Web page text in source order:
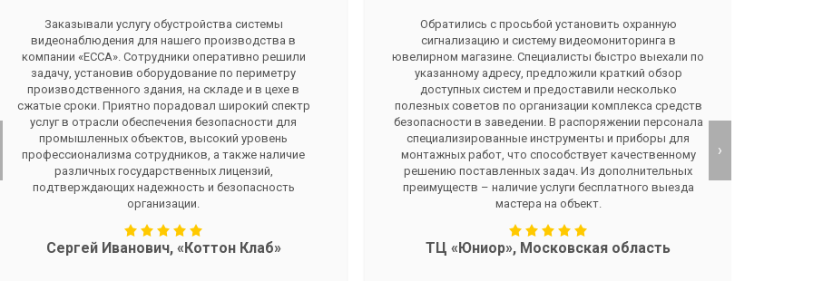
Заказывали услугу обустройства системы
видеонаблюдения для нашего производства в
компании «ЕССА». Сотрудники оперативно решили
задачу, установив оборудование по периметру
производственного здания, на складе и в цехе в
сжатые сроки. Приятно порадовал широкий спектр
услуг в отрасли обеспечения безопасности для
промышленных объектов, высокий уровень
профессионализма сотрудников, а также наличие
различных государственных лицензий,
подтверждающих надежность и безопасность
организации.
Сергей Иванович, «Коттон Клаб»
Обратились с просьбой установить охранную
сигнализацию и систему видеомониторинга в
ювелирном магазине. Специалисты быстро выехали по
указанному адресу, предложили краткий обзор
доступных систем и предоставили несколько
полезных советов по организации комплекса средств
безопасности в заведении. В распоряжении персонала
специализированные инструменты и приборы для
монтажных работ, что способствует качественному
решению поставленных задач. Из дополнительных
преимуществ – наличие услуги бесплатного выезда
мастера на объект.
ТЦ «Юниор», Московская область
›